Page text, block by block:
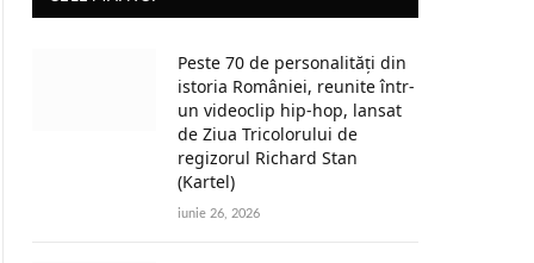
Peste 70 de personalități din
istoria României, reunite într-
un videoclip hip-hop, lansat
de Ziua Tricolorului de
regizorul Richard Stan
(Kartel)
iunie 26, 2026